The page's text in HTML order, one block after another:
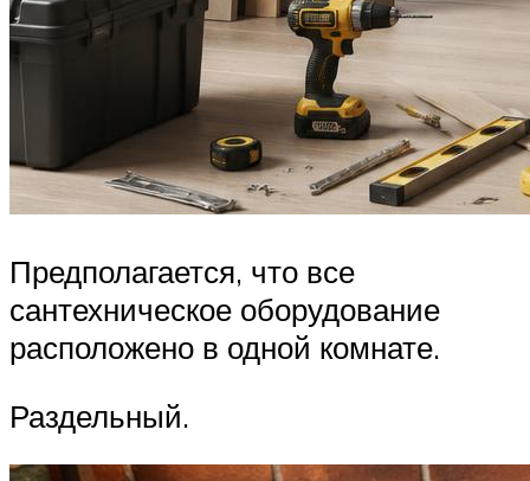
Предполагается, что все
сантехническое оборудование
расположено в одной комнате.
Раздельный.